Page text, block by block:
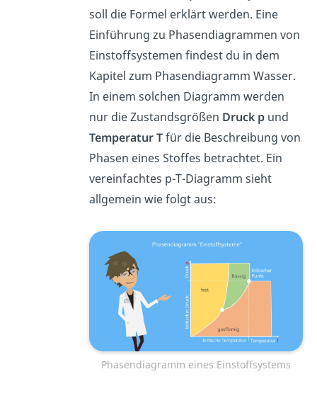
soll die Formel erklärt werden. Eine
Einführung zu Phasendiagrammen von
Einstoffsystemen findest du in dem
Kapitel zum Phasendiagramm Wasser.
In einem solchen Diagramm werden
nur die Zustandsgrößen Druck p und
Temperatur Tfür die Beschreibung von
Phasen eines Stoffes betrachtet. Ein
vereinfachtes p-T-Diagramm sieht
allgemein wie folgt aus:
Phasendiagramm eines Einstoffsystems